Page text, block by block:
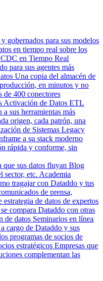
gobernados para sus modelos
en tiempo real sobre los
CDC en Tiempo Real
para sus agentes más
Una copia del almacén de
en minutos y no
de 400 conectores
Activación de Datos ETL
sus herramientas más
origen, cada patrón, una
de Sistemas Legacy
a su stack moderno
rápida y conforme, sin
que sus datos fluyan Blog
sector, etc. Academia
tragajar con Dataddo y tus
de prensa,
de datos de expertos
compara Dataddo con otras
de datos Seminarios en línea
cargo de Dataddo y sus
programas de socios de
estratégicos Empresas que
complementan las